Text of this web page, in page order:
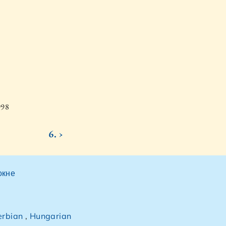
6. ›
, Hungarian